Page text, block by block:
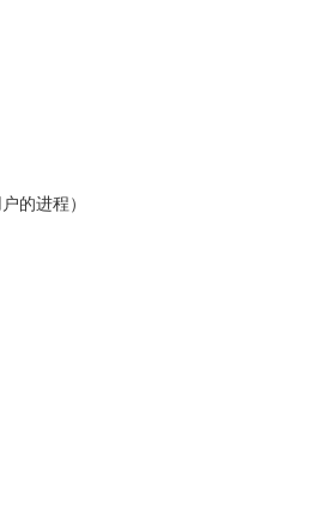
的进程）